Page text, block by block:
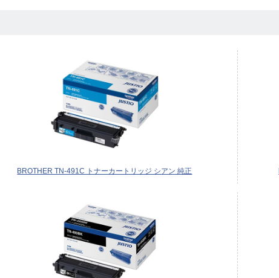
BROTHER TN-491C トナーカートリッジ シアン 純正